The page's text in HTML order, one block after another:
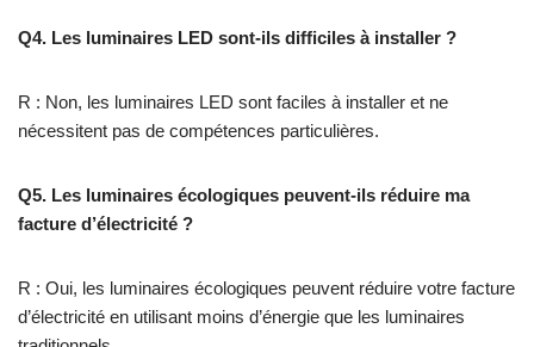
Q4. Les luminaires LED sont-ils difficiles à installer ?
R : Non, les luminaires LED sont faciles à installer et ne
nécessitent pas de compétences particulières.
Q5. Les luminaires écologiques peuvent-ils réduire ma
facture d’électricité ?
R : Oui, les luminaires écologiques peuvent réduire votre facture
d’électricité en utilisant moins d’énergie que les luminaires